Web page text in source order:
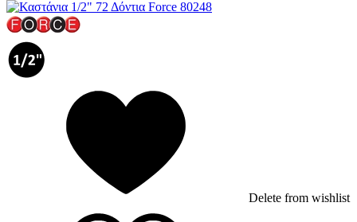
Delete from wishlist